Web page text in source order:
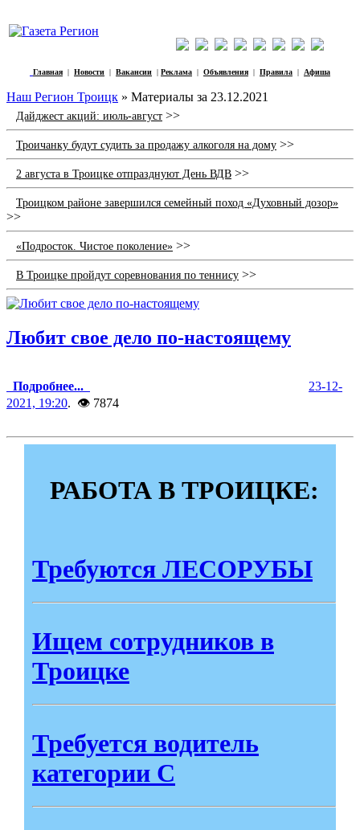
Главная | Новости | Вакансии | Реклама | Объявления | Правила | Афиша
Наш Регион Троицк » Материалы за 23.12.2021
Дайджест акций: июль-август >>
Троичанку будут судить за продажу алкоголя на дому >>
2 августа в Троицке отпразднуют День ВДВ >>
Троицком районе завершился семейный поход «Духовный дозор»
>>
«Подросток. Чистое поколение» >>
В Троицке пройдут соревнования по теннису >>
Любит свое дело по‑настоящему
Подробнее...
23-12-
2021, 19:20. 👁 7874
РАБОТА В ТРОИЦКЕ:
Требуются ЛЕСОРУБЫ
Ищем сотрудников в
Троицке
Требуется водитель
категории С